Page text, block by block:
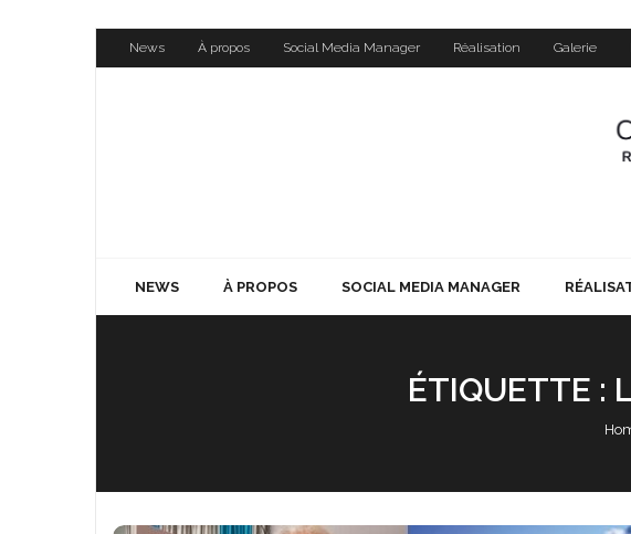
to
News À propos Social Media Manager Réalisation Galerie
NEWS À PROPOS SOCIAL MEDIA MANAGER
ÉTIQUETTE :